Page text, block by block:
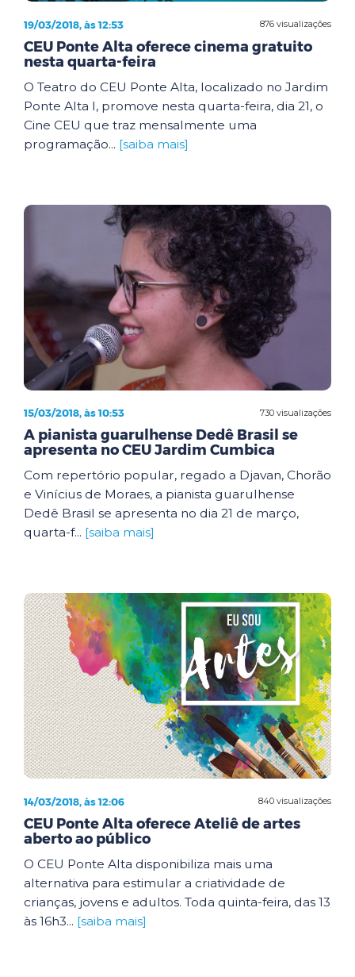
876 visualizações
19/03/2018, às 12:53
CEU Ponte Alta oferece cinema gratuito
nesta quarta-feira
O Teatro do CEU Ponte Alta, localizado no Jardim
Ponte Alta I, promove nesta quarta-feira, dia 21, o
Cine CEU que traz mensalmente uma
programação... [saiba mais]
730 visualizações
15/03/2018, às 10:53
A pianista guarulhense Dedê Brasil se
apresenta no CEU Jardim Cumbica
Com repertório popular, regado a Djavan, Chorão
e Vinícius de Moraes, a pianista guarulhense
Dedê Brasil se apresenta no dia 21 de março,
quarta-f... [saiba mais]
840 visualizações
14/03/2018, às 12:06
CEU Ponte Alta oferece Ateliê de artes
aberto ao público
O CEU Ponte Alta disponibiliza mais uma
alternativa para estimular a criatividade de
crianças, jovens e adultos. Toda quinta-feira, das 13
às 16h3... [saiba mais]